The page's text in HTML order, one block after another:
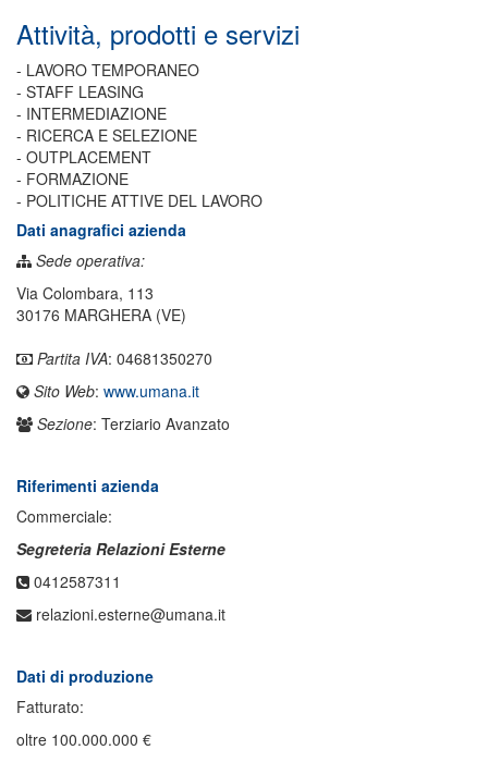
Attività, prodotti e servizi
- LAVORO TEMPORANEO
- STAFF LEASING
- INTERMEDIAZIONE
- RICERCA E SELEZIONE
- OUTPLACEMENT
- FORMAZIONE
- POLITICHE ATTIVE DEL LAVORO
Dati anagrafici azienda
Sede operativa:
Via Colombara, 113
30176 MARGHERA (VE)
Partita IVA: 04681350270
Sito Web: www.umana.it
Sezione: Terziario Avanzato
Riferimenti azienda
Commerciale:
Segreteria Relazioni Esterne
0412587311
relazioni.esterne@umana.it
Dati di produzione
Fatturato:
oltre 100.000.000 €